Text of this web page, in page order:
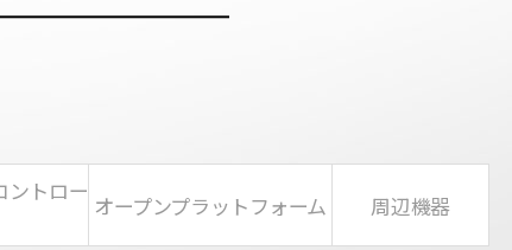
ントロー オープンプラットフォーム 周辺機器